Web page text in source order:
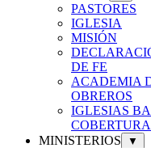
PASTORES
IGLESIA
MISIÓN
DE FE
ACADEMIA
OBREROS
IGLESIAS
COBERTURA
MINISTERIOS
▼